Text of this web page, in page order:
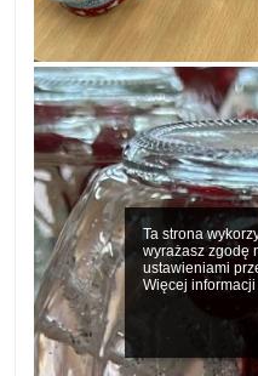
Ta strona
wyrażasz zgodę
ustawieniami
Więcej